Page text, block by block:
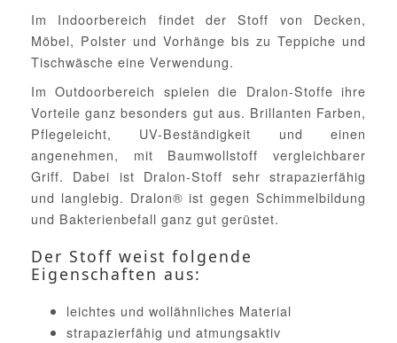
Im Indoorbereich findet der Stoff von Decken,
Möbel, Polster und Vorhänge bis zu Teppiche und
Tischwäsche eine Verwendung.
Im Outdoorbereich spielen die Dralon-Stoffe ihre
Vorteile ganz besonders gut aus. Brillanten Farben,
Pflegeleicht, UV-Beständigkeit und einen
angenehmen, mit Baumwollstoff vergleichbarer
Griff. Dabei ist Dralon-Stoff sehr strapazierfähig
und langlebig. Dralon® ist gegen Schimmelbildung
und Bakterienbefall ganz gut gerüstet.
Der Stoff weist folgende
Eigenschaften aus:
leichtes und wollähnliches Material
strapazierfähig und atmungsaktiv